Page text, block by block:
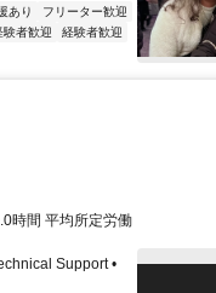
あり
フリーター歓迎
験者歓迎
経験者歓迎
時間 平均所定労働
Support •